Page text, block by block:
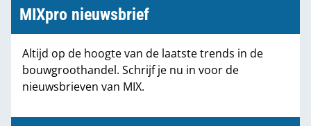
Marktcijfers
Partners
MIXpro nieuwsbrief
Altijd op de hoogte van de laatste trends in de
bouwgroothandel. Schrijf je nu in voor de
nieuwsbrieven van MIX.